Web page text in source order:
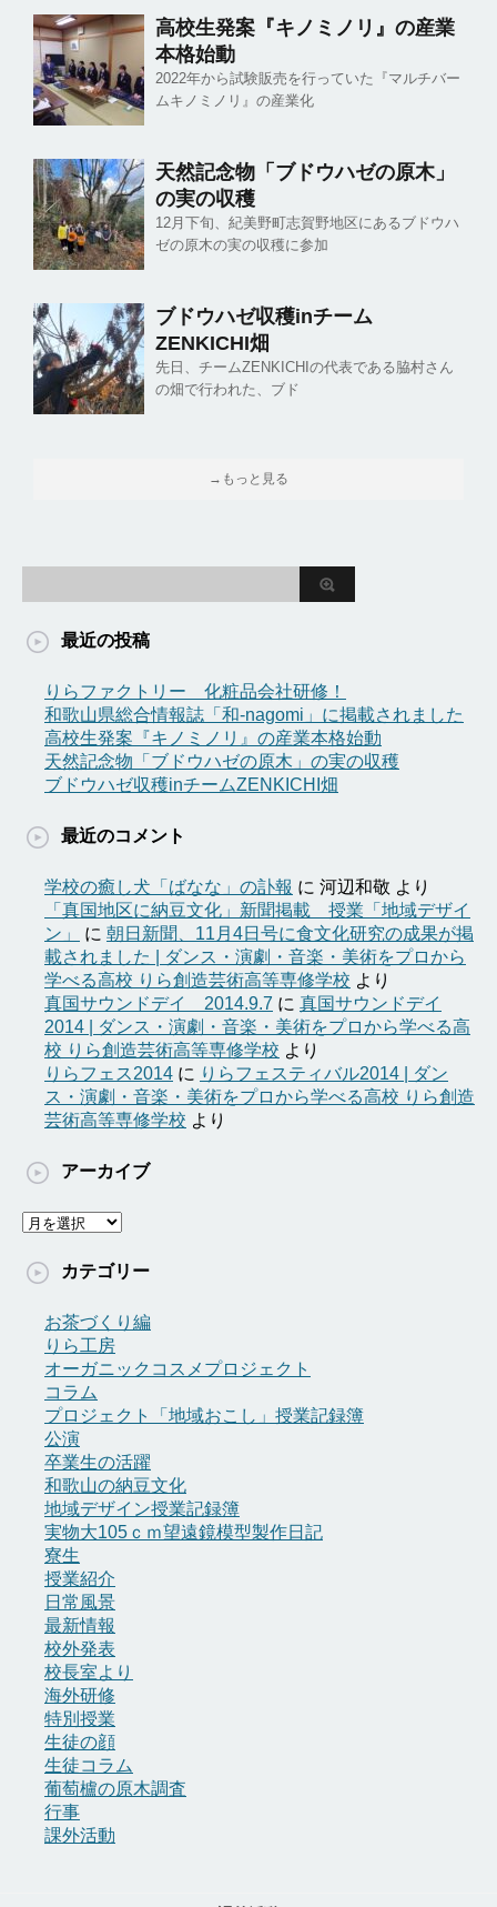
高校生発案『キノミノリ』の産業
本格始動
2022年から試験販売を行っていた『マルチバー
ムキノミノリ』の産業化
天然記念物「ブドウハゼの原木」
の実の収穫
12月下旬、紀美野町志賀野地区にあるブドウハ
ゼの原木の実の収穫に参加
ブドウハゼ収穫inチーム
ZENKICHI畑
先日、チームZENKICHIの代表である脇村さん
の畑で行われた、ブド
→もっと見る
最近の投稿
りらファクトリー 化粧品会社研修！
和歌山県総合情報誌「和-nagomi」に掲載されました
高校生発案『キノミノリ』の産業本格始動
天然記念物「ブドウハゼの原木」の実の収穫
ブドウハゼ収穫inチームZENKICHI畑
最近のコメント
学校の癒し犬「ばなな」の訃報 に 河辺和敬 より
「真国地区に納豆文化」新聞掲載 授業「地域デザイ
ン」
に 朝日新聞、11月4日号に食文化研究の成果が掲
載されました | ダンス・演劇・音楽・美術をプロから
学べる高校 りら創造芸術高等専修学校 より
真国サウンドデイ 2014.9.7 に 真国サウンドデイ
2014 | ダンス・演劇・音楽・美術をプロから学べる高
校 りら創造芸術高等専修学校 より
りらフェス2014 に りらフェスティバル2014 | ダン
ス・演劇・音楽・美術をプロから学べる高校 りら創造
芸術高等専修学校 より
アーカイブ
ア
カ
カテゴリー
お茶づくり編
りら工房
オーガニックコスメプロジェクト
コラム
プロジェクト「地域おこし」授業記録簿
公演
卒業生の活躍
和歌山の納豆文化
地域デザイン授業記録簿
実物大105ｃｍ望遠鏡模型製作日記
寮生
授業紹介
日常風景
最新情報
校外発表
校長室より
海外研修
特別授業
生徒の顔
生徒コラム
葡萄櫨の原木調査
行事
課外活動